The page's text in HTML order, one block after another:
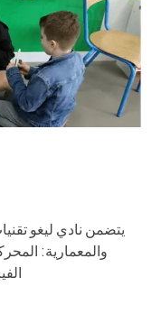
يتضمن نادي ليغو
والمعمارية: